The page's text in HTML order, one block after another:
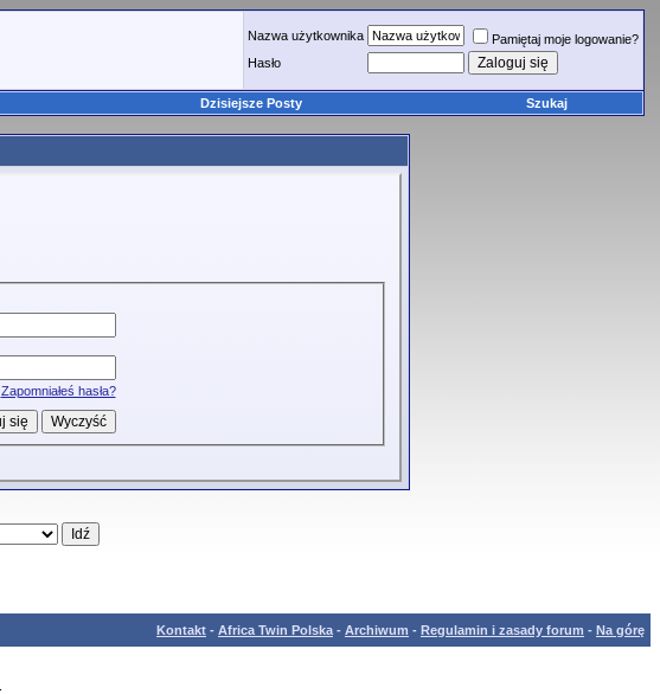
Nazwa użytkownika
Pamiętaj moje logowanie?
Hasło
Dzisiejsze Posty Szukaj
Zapomniałeś hasła?
Kontakt - Africa Twin Polska - Archiwum - Regulamin i zasady forum - Na górę